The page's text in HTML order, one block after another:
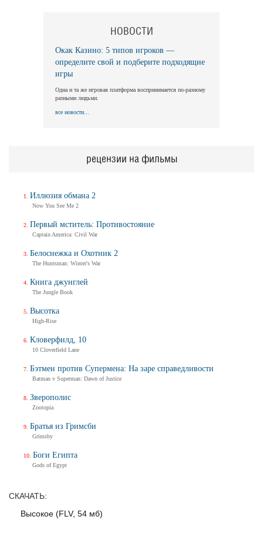
Длинная ночь, короткое утро
Long Nights Short Mornings
Трейлер
Ballerina
СКАЧАТЬ:
Высокое (FLV, 54 мб)
НОВОСТИ
Окак Казино: 5 типов игроков —
определите свой и подберите подходящие
игры
Одна и та же игровая платформа воспринимается по-разному
разными людьми.
все новости...
рецензии на фильмы
Иллюзия обмана 2
Now You See Me 2
Первый мститель: Противостояние
Captain America: Civil War
Белоснежка и Охотник 2
The Huntsman: Winter's War
Книга джунглей
The Jungle Book
Высотка
High-Rise
Кловерфилд, 10
10 Cloverfield Lane
Бэтмен против Супермена: На заре справедливости
Batman v Superman: Dawn of Justice
Зверополис
Zootopia
Братья из Гримсби
Grimsby
Боги Египта
Gods of Egypt